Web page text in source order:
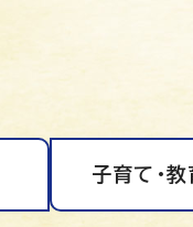
子育て・教